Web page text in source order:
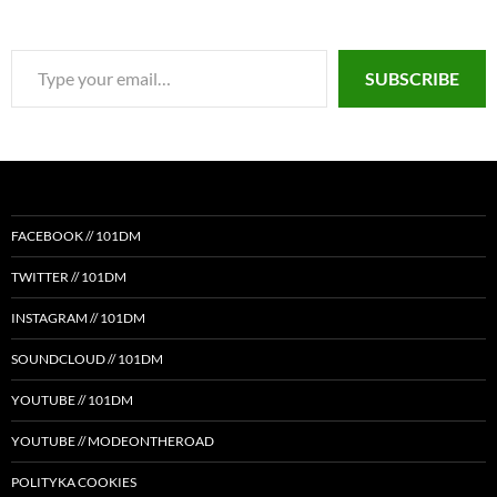
SUBSCRIBE
FACEBOOK // 101DM
TWITTER // 101DM
INSTAGRAM // 101DM
SOUNDCLOUD // 101DM
YOUTUBE // 101DM
YOUTUBE // MODEONTHEROAD
POLITYKA COOKIES